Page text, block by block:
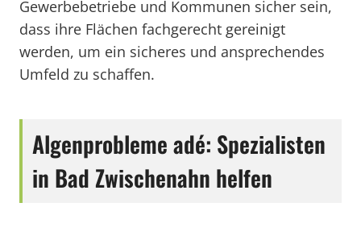
Gewerbebetriebe und Kommunen sicher sein,
dass ihre Flächen fachgerecht gereinigt
werden, um ein sicheres und ansprechendes
Umfeld zu schaffen.
Algenprobleme adé: Spezialisten
in Bad Zwischenahn helfen